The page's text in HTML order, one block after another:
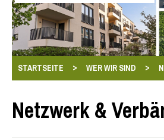
STARTSEITE > WER WIR SIND >
Netzwerk &